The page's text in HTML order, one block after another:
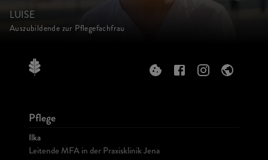
LUISE
Auszubildende zur Pflegefachfrau
Pflege
Ilka
Leitende MFA in der Praxisklinik Jena